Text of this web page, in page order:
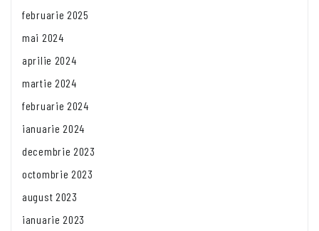
februarie 2025
mai 2024
aprilie 2024
martie 2024
februarie 2024
ianuarie 2024
decembrie 2023
octombrie 2023
august 2023
ianuarie 2023